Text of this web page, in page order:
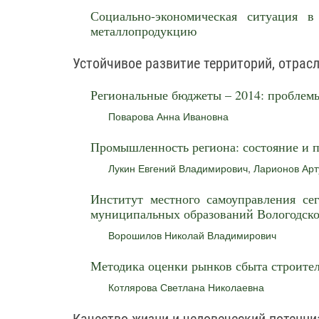
Социально-экономическая
металлопродукцию
Устойчивое развитие территорий,
Региональные бюджеты – 2014:
Поварова Анна Ивановна
Промышленность региона: состояние и
Лукин Евгений Владимирович, Ларионов
Институт местного самоуправления
муниципальных образований
Ворошилов Николай Владимирович
Методика оценки рынков сбыта
Котлярова Светлана Николаевна